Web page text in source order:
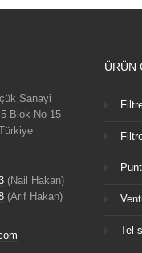
Sanayi
Blok No 15
(Nail Hakan)
(Arif Hakan)
ÜRÜN
Tel